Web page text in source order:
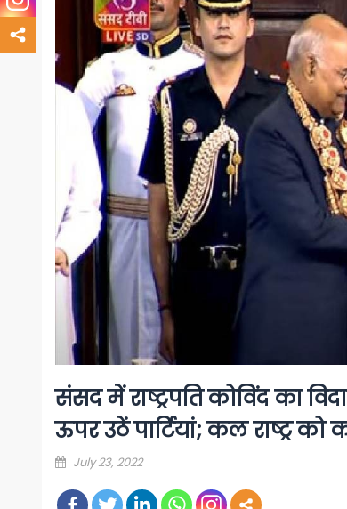
संसद में राष्ट्रपति कोविंद का
ऊपर उठें पार्टियां; कल राष्ट्र
Posted
July 23, 2022